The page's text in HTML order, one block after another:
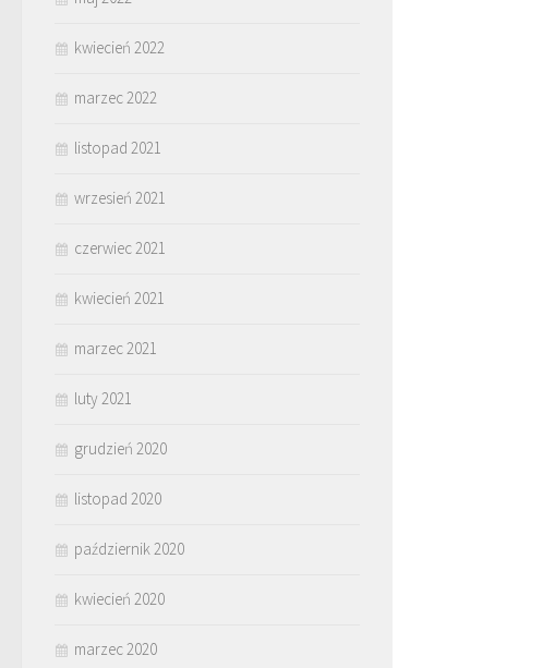
kwiecień 2022
marzec 2022
listopad 2021
wrzesień 2021
czerwiec 2021
kwiecień 2021
marzec 2021
luty 2021
grudzień 2020
listopad 2020
październik 2020
kwiecień 2020
marzec 2020